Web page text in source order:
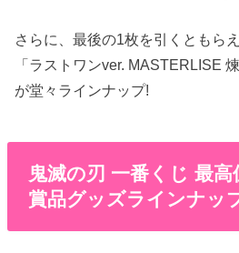
さらに、最後の1枚を引くともら
「ラストワンver. MASTERLISE
が堂々ラインナップ!
鬼滅の刃 一番くじ 最高
賞品グッズラインナッ